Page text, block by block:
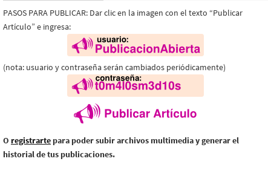
PASOS PARA PUBLICAR: Dar clic en la imagen con el texto “Publicar
Artículo” e ingresa:
(nota: usuario y contraseña serán cambiados periódicamente)
O registrarte para poder subir archivos multimedia y generar el
historial de tus publicaciones.